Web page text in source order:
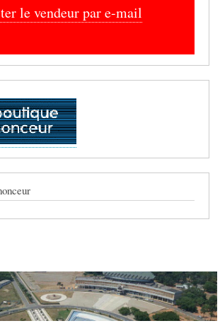
le vendeur par e-mail